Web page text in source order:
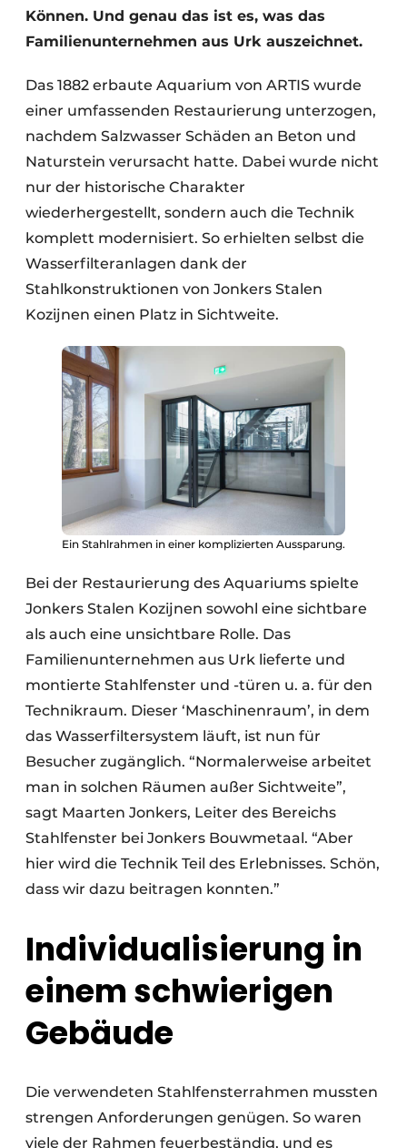
Können. Und genau das ist es, was das
Familienunternehmen aus Urk auszeichnet.
Das 1882 erbaute Aquarium von ARTIS wurde
einer umfassenden Restaurierung unterzogen,
nachdem Salzwasser Schäden an Beton und
Naturstein verursacht hatte. Dabei wurde nicht
nur der historische Charakter
wiederhergestellt, sondern auch die Technik
komplett modernisiert. So erhielten selbst die
Wasserfilteranlagen dank der
Stahlkonstruktionen von Jonkers Stalen
Kozijnen einen Platz in Sichtweite.
Ein Stahlrahmen in einer komplizierten Aussparung.
Bei der Restaurierung des Aquariums spielte
Jonkers Stalen Kozijnen sowohl eine sichtbare
als auch eine unsichtbare Rolle. Das
Familienunternehmen aus Urk lieferte und
montierte Stahlfenster und -türen u. a. für den
Technikraum. Dieser ‘Maschinenraum’, in dem
das Wasserfiltersystem läuft, ist nun für
Besucher zugänglich. “Normalerweise arbeitet
man in solchen Räumen außer Sichtweite”,
sagt Maarten Jonkers, Leiter des Bereichs
Stahlfenster bei Jonkers Bouwmetaal. “Aber
hier wird die Technik Teil des Erlebnisses. Schön,
dass wir dazu beitragen konnten.”
Individualisierung in
einem schwierigen
Gebäude
Die verwendeten Stahlfensterrahmen mussten
strengen Anforderungen genügen. So waren
viele der Rahmen feuerbeständig, und es